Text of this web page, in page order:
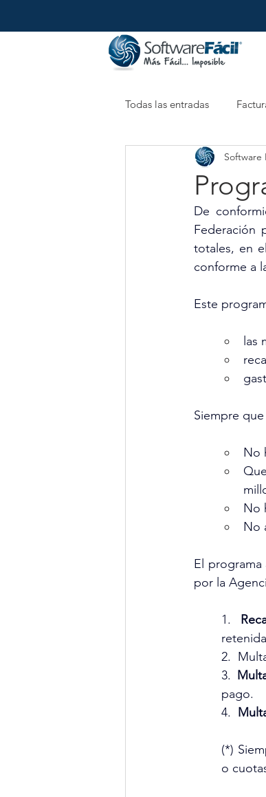
Todas las entradas
Retenciones Electrónicas
Software
De
Federación
totales, en
conforme a
Este
las
Siempre
No
No
No
El
por la
1.
2.
3.
pago.
4.
(*)
o